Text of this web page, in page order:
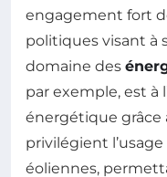
engagement fort
politiques visant à
domaine des
par exemple, est à
énergétique grâce
privilégient
éoliennes,